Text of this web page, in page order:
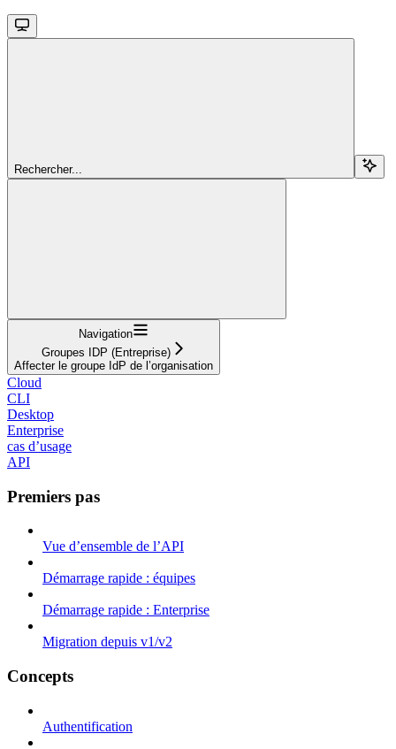
Rechercher...
Navigation
Groupes IDP (Entreprise)
Affecter le groupe IdP de l’organisation
Cloud
CLI
Desktop
Enterprise
cas d’usage
API
Premiers pas
Vue d’ensemble de l’API
Démarrage rapide : équipes
Démarrage rapide : Enterprise
Migration depuis v1/v2
Concepts
Authentification